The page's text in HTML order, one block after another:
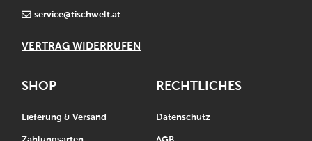
service@tischwelt.at
VERTRAG WIDERRUFEN
SHOP
Lieferung & Versand
RECHTLICHES
Datenschutz